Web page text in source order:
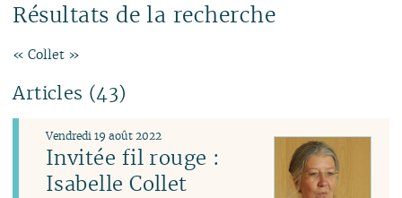
Résultats de la recherche
« Collet »
Articles (43)
Invitée fil rouge :
Isabelle Collet
Vendredi 19 août 2022